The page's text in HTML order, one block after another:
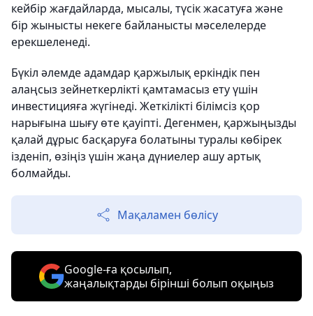
кейбір жағдайларда, мысалы, түсік жасатуға және
бір жынысты некеге байланысты мәселелерде
ерекшеленеді.
Бүкіл әлемде адамдар қаржылық еркіндік пен
алаңсыз зейнеткерлікті қамтамасыз ету үшін
инвестицияға жүгінеді. Жеткілікті білімсіз қор
нарығына шығу өте қауіпті. Дегенмен, қаржыңызды
қалай дұрыс басқаруға болатыны туралы көбірек
ізденіп, өзіңіз үшін жаңа дүниелер ашу артық
болмайды.
Мақаламен бөлісу
Google-ға қосылып,
жаңалықтарды бірінші болып оқыңыз